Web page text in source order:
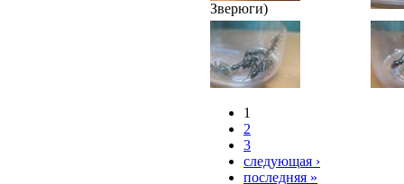
Зверюги)
1
2
3
следующая ›
последняя »